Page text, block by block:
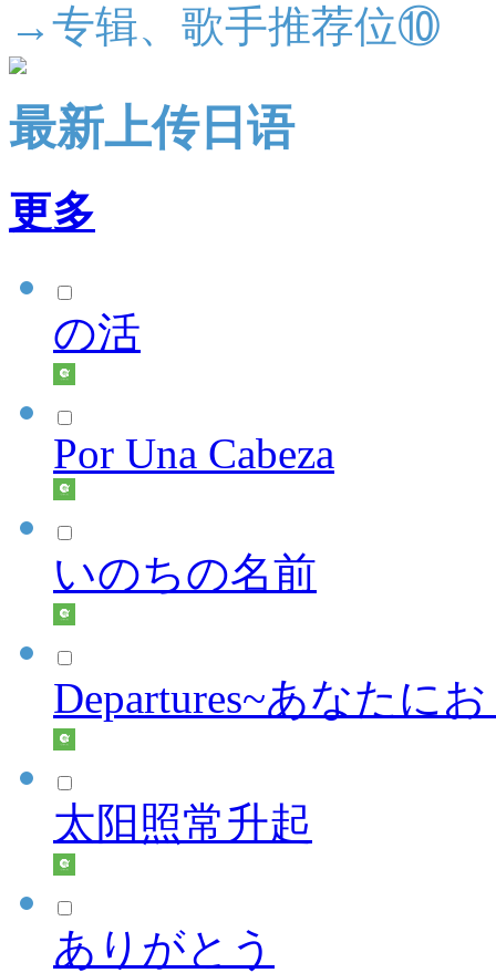
→专辑、歌手推荐位⑩
最新上传日语
更多
の活
Por Una Cabeza
いのちの名前
Departures~あなたに
太阳照常升起
ありがとう